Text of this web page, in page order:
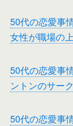
50代の恋愛事
女性が職場の
50代の恋愛事
ントンのサー
50代の恋愛事